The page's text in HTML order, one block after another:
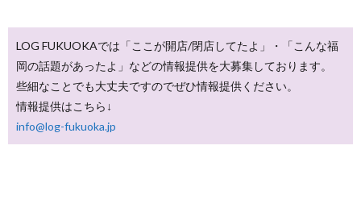
LOG FUKUOKAでは「ここが開店/閉店してたよ」・「こんな福
岡の話題があったよ」などの情報提供を大募集しております。
些細なことでも大丈夫ですのでぜひ情報提供ください。
情報提供はこちら↓
info@log-fukuoka.jp